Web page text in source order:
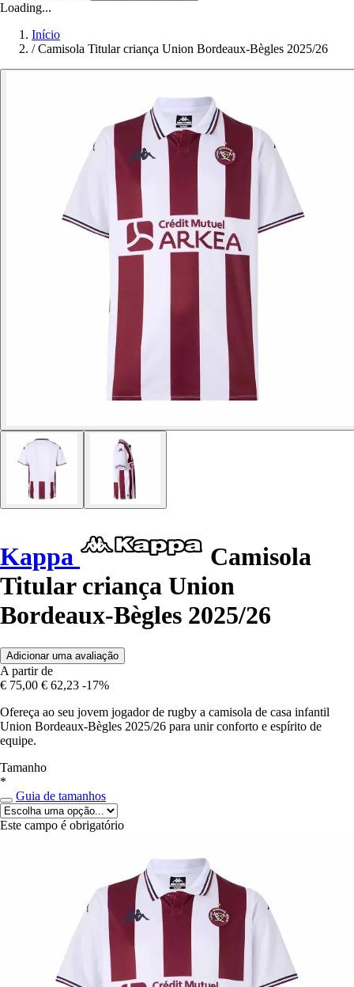
Loading...
Início
/ Camisola Titular criança Union Bordeaux-Bègles 2025/26
Kappa
Camisola
Titular criança Union
Bordeaux-Bègles 2025/26
Adicionar uma avaliação
A partir de
€ 75,00 € 62,23 -17%
Ofereça ao seu jovem jogador de rugby a camisola de casa infantil
Union Bordeaux-Bègles 2025/26 para unir conforto e espírito de
equipe.
Tamanho
*
Guia de tamanhos
Este campo é obrigatório